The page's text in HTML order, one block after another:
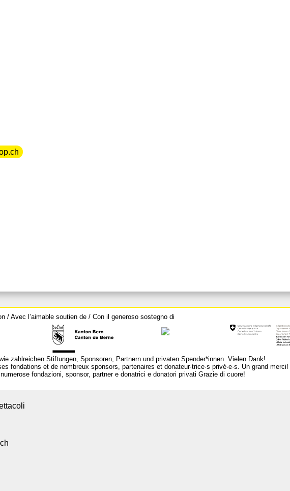
/ Avec l’aimable soutien de / Con il generoso sostegno di
zahlreichen Stiftungen, Sponsoren, Partnern und privaten Spender*innen. Vielen Dank!
fondations et de nombreux sponsors, partenaires et donateur·trice·s privé·e·s. Un grand merci!
fondazioni, sponsor, partner e donatrici e donatori privati Grazie di cuore!